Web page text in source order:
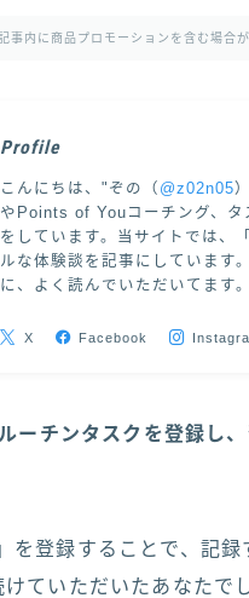
事内に商品プロモーションを含む場合
Profile
こんにちは、"ぞの（ @z02n05
やPoints of Youコーチング、タ
をしています。当サイトでは、
ルな体験談を記事にしています
に、よく読んでいただいてます。
X Facebook
ルーチンタスクを登録し
を登録することで、記
ていただいたあなたで